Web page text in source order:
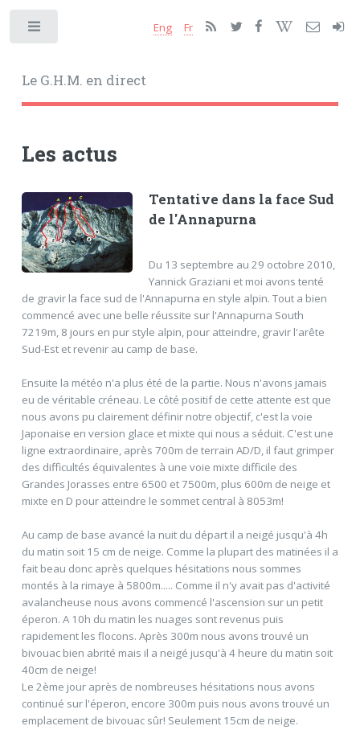
Le G.H.M. en direct
Eng Fr
Les actus
Tentative dans la face Sud
de l'Annapurna
Du 13 septembre au 29 octobre 2010,
Yannick Graziani et moi avons tenté
de gravir la face sud de l'Annapurna en style alpin. Tout a bien
commencé avec une belle réussite sur l'Annapurna South
7219m, 8 jours en pur style alpin, pour atteindre, gravir l'arête
Sud-Est et revenir au camp de base.
Ensuite la météo n'a plus été de la partie. Nous n'avons jamais
eu de véritable créneau. Le côté positif de cette attente est que
nous avons pu clairement définir notre objectif, c'est la voie
Japonaise en version glace et mixte qui nous a séduit. C'est une
ligne extraordinaire, après 700m de terrain AD/D, il faut grimper
des difficultés équivalentes à une voie mixte difficile des
Grandes Jorasses entre 6500 et 7500m, plus 600m de neige et
mixte en D pour atteindre le sommet central à 8053m!
Au camp de base avancé la nuit du départ il a neigé jusqu'à 4h
du matin soit 15 cm de neige. Comme la plupart des matinées il a
fait beau donc après quelques hésitations nous sommes
montés à la rimaye à 5800m..... Comme il n'y avait pas d'activité
avalancheuse nous avons commencé l'ascension sur un petit
éperon. A 10h du matin les nuages sont revenus puis
rapidement les flocons. Après 300m nous avons trouvé un
bivouac bien abrité mais il a neigé jusqu'à 4 heure du matin soit
40cm de neige!
Le 2ème jour après de nombreuses hésitations nous avons
continué sur l'éperon, encore 300m puis nous avons trouvé un
emplacement de bivouac sûr! Seulement 15cm de neige.